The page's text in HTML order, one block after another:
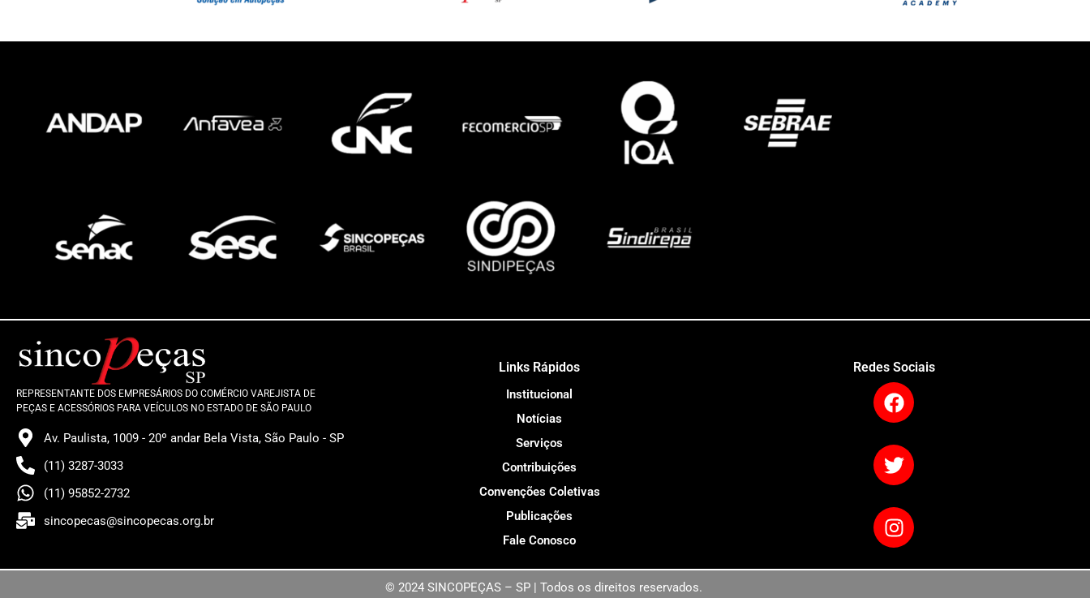
REPRESENTANTE DOS EMPRESÁRIOS DO COMÉRCIO VAREJISTA DE
PEÇAS E ACESSÓRIOS PARA VEÍCULOS NO ESTADO DE SÃO PAULO
Av. Paulista, 1009 - 20º andar Bela Vista, São Paulo - SP
(11) 3287-3033
(11) 95852-2732
sincopecas@sincopecas.org.br
Links Rápidos
Institucional
Notícias
Serviços
Contribuições
Convenções Coletivas
Publicações
Fale Conosco
Redes Sociais
© 2024 SINCOPEÇAS – SP | Todos os direitos reservados.